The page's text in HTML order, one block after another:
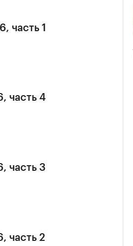
часть 1
часть 4
часть 3
часть 2